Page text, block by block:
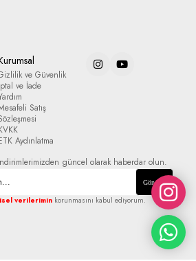
ve Güvenlik
ve İade
Satış
Aydınlatma
güncel olarak haberdar olun.
Gönder
verilerimin korunmasını kabul ediyorum.